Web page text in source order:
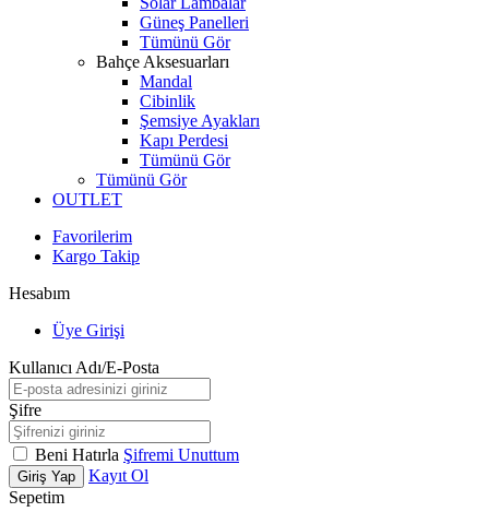
Güneş Panelleri
Tümünü Gör
Bahçe Aksesuarları
Mandal
Cibinlik
Şemsiye Ayakları
Kapı Perdesi
Tümünü Gör
Tümünü Gör
OUTLET
Favorilerim
Kargo Takip
Hesabım
Üye Girişi
Kullanıcı Adı/E-Posta
Şifre
Beni Hatırla Şifremi Unuttum
Giriş Yap
Kayıt Ol
Sepetim